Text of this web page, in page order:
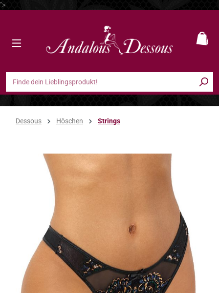
">
Dessous Höschen Strings
Bildergalerie überspringen